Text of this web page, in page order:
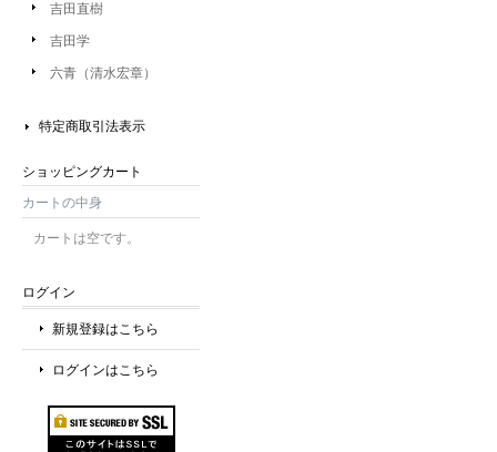
吉田直樹
吉田学
六青（清水宏章）
特定商取引法表示
ショッピングカート
カートの中身
カートは空です。
ログイン
新規登録はこちら
ログインはこちら